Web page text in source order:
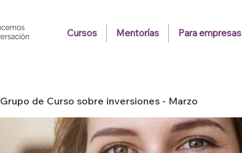
Cursos Mentorías Para empresas
Grupo de Curso sobre inversiones - Marzo